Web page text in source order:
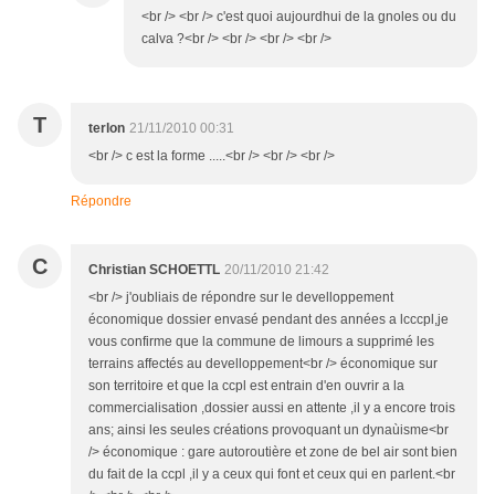
<br /> <br /> c'est quoi aujourdhui de la gnoles ou du
calva ?<br /> <br /> <br /> <br />
T terlon 21/11/2010 00:31
<br /> c est la forme .....<br /> <br /> <br />
Répondre
C Christian SCHOETTL 20/11/2010 21:42
<br /> j'oubliais de répondre sur le develloppement
économique dossier envasé pendant des années a lcccpl,je
vous confirme que la commune de limours a supprimé les
terrains affectés au develloppement<br /> économique sur
son territoire et que la ccpl est entrain d'en ouvrir a la
commercialisation ,dossier aussi en attente ,il y a encore trois
ans; ainsi les seules créations provoquant un dynaùisme<br
/> économique : gare autoroutière et zone de bel air sont bien
du fait de la ccpl ,il y a ceux qui font et ceux qui en parlent.<br